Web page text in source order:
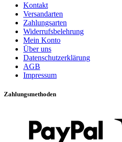
Kontakt
Versandarten
Zahlungsarten
Widerrufsbelehrung
Mein Konto
Über uns
Datenschutzerklärung
AGB
Impressum
Zahlungsmethoden